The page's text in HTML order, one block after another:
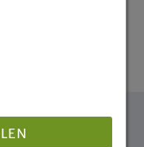
Cookie